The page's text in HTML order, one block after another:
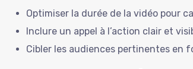
Optimiser la durée de la vidéo pour
Inclure un appel à l’action clair et
Cibler les audiences pertinentes en